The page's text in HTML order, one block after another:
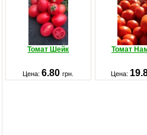
Томат Шейк Томат
Цена:6.80грн. Цена: